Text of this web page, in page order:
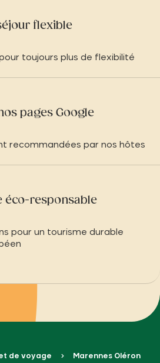
flexible
toujours plus de flexibilité
pages Google
recommandées par nos hôtes
éco-responsable
pour un tourisme durable
de voyage
Marennes Oléron